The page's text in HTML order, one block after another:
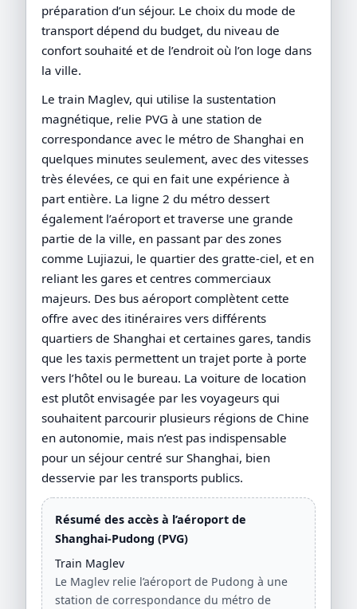
préparation d’un séjour. Le choix du mode de
transport dépend du budget, du niveau de
confort souhaité et de l’endroit où l’on loge dans
la ville.
Le train Maglev, qui utilise la sustentation
magnétique, relie PVG à une station de
correspondance avec le métro de Shanghai en
quelques minutes seulement, avec des vitesses
très élevées, ce qui en fait une expérience à
part entière. La ligne 2 du métro dessert
également l’aéroport et traverse une grande
partie de la ville, en passant par des zones
comme Lujiazui, le quartier des gratte-ciel, et en
reliant les gares et centres commerciaux
majeurs. Des bus aéroport complètent cette
offre avec des itinéraires vers différents
quartiers de Shanghai et certaines gares, tandis
que les taxis permettent un trajet porte à porte
vers l’hôtel ou le bureau. La voiture de location
est plutôt envisagée par les voyageurs qui
souhaitent parcourir plusieurs régions de Chine
en autonomie, mais n’est pas indispensable
pour un séjour centré sur Shanghai, bien
desservie par les transports publics.
Résumé des accès à l’aéroport de
Shanghai-Pudong (PVG)
Train Maglev
Le Maglev relie l’aéroport de Pudong à une
station de correspondance du métro de